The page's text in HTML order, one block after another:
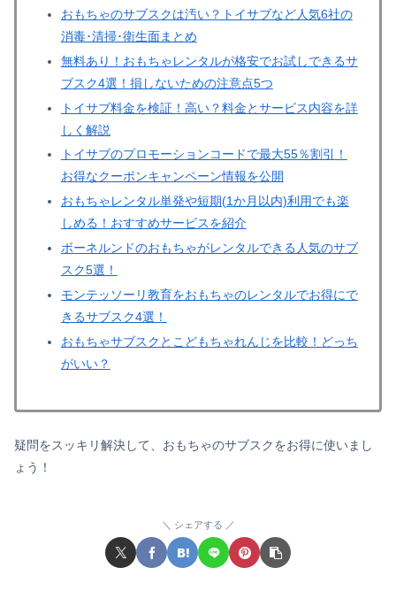
おもちゃのサブスクは汚い？トイサブなど人気6社の
消毒･清掃･衛生面まとめ
無料あり！おもちゃレンタルが格安でお試しできるサ
ブスク4選！損しないための注意点5つ
トイサブ料金を検証！高い？料金とサービス内容を詳
しく解説
トイサブのプロモーションコードで最大55％割引！
お得なクーポンキャンペーン情報を公開
おもちゃレンタル単発や短期(1か月以内)利用でも楽
しめる！おすすめサービスを紹介
ボーネルンドのおもちゃがレンタルできる人気のサブ
スク5選！
モンテッソーリ教育をおもちゃのレンタルでお得にで
きるサブスク4選！
おもちゃサブスクとこどもちゃれんじを比較！どっち
がいい？
疑問をスッキリ解決して、おもちゃのサブスクをお得に使いまし
ょう！
シェアする